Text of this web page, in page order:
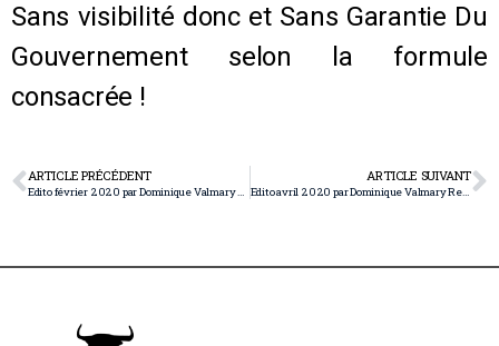
Sans visibilité donc et Sans Garantie Du
Gouvernement selon la formule
consacrée !
ARTICLE PRÉCÉDENT
Edito février 2020 par Dominique Valmary Taureau quand tu nous tiens!
ARTICLE SUIVANT
Edito avril 2020 par Dominique Valmary Rendons nous à la raison